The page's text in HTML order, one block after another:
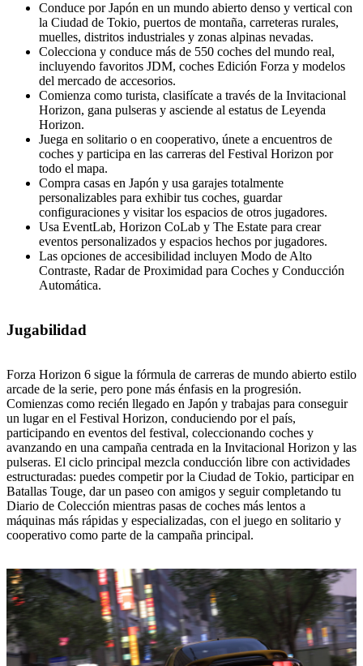
Conduce por Japón en un mundo abierto denso y vertical con
la Ciudad de Tokio, puertos de montaña, carreteras rurales,
muelles, distritos industriales y zonas alpinas nevadas.
Colecciona y conduce más de 550 coches del mundo real,
incluyendo favoritos JDM, coches Edición Forza y modelos
del mercado de accesorios.
Comienza como turista, clasifícate a través de la Invitacional
Horizon, gana pulseras y asciende al estatus de Leyenda
Horizon.
Juega en solitario o en cooperativo, únete a encuentros de
coches y participa en las carreras del Festival Horizon por
todo el mapa.
Compra casas en Japón y usa garajes totalmente
personalizables para exhibir tus coches, guardar
configuraciones y visitar los espacios de otros jugadores.
Usa EventLab, Horizon CoLab y The Estate para crear
eventos personalizados y espacios hechos por jugadores.
Las opciones de accesibilidad incluyen Modo de Alto
Contraste, Radar de Proximidad para Coches y Conducción
Automática.
Jugabilidad
Forza Horizon 6 sigue la fórmula de carreras de mundo abierto estilo
arcade de la serie, pero pone más énfasis en la progresión.
Comienzas como recién llegado en Japón y trabajas para conseguir
un lugar en el Festival Horizon, conduciendo por el país,
participando en eventos del festival, coleccionando coches y
avanzando en una campaña centrada en la Invitacional Horizon y las
pulseras. El ciclo principal mezcla conducción libre con actividades
estructuradas: puedes competir por la Ciudad de Tokio, participar en
Batallas Touge, dar un paseo con amigos y seguir completando tu
Diario de Colección mientras pasas de coches más lentos a
máquinas más rápidas y especializadas, con el juego en solitario y
cooperativo como parte de la campaña principal.